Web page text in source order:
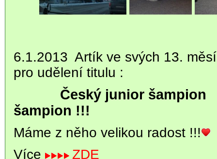
6.1.2013 Artík ve svých 13.
pro udělení titulu :
Český junior šampion
šampion !!!
Máme z něho velikou radost !!!
Více
ZDE